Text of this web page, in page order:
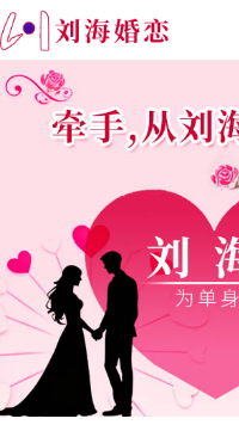
网站首页
历届相亲会集锦
公司环境
公司历程与荣誉
新闻资讯